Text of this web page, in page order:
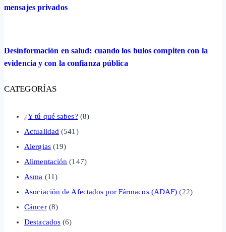
mensajes privados
Desinformación en salud: cuando los bulos compiten con la
evidencia y con la confianza pública
CATEGORÍAS
¿Y tú qué sabes? (8)
Actualidad (541)
Alergias(19)
Alimentación (147)
Asma (11)
Asociación de Afectados por Fármacos (ADAF) (22)
Cáncer(8)
Destacados (6)